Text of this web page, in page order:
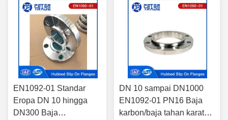
EN1092-01 Standar
Eropa DN 10 hingga
DN300 Baja
DN 10 sampai DN1000
EN1092-01 PN16 Baja
karbon/baja tahan karat